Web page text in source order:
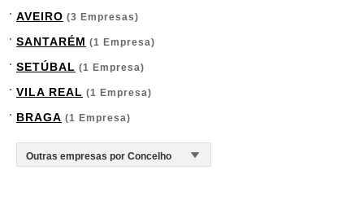
AVEIRO (3 Empresas)
SANTARÉM (1 Empresa)
SETÚBAL (1 Empresa)
VILA REAL (1 Empresa)
BRAGA (1 Empresa)